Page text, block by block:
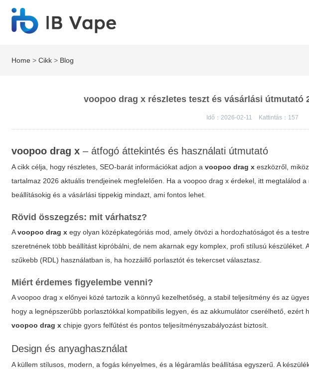
Home >Cikk > Blog
voopoo drag x részletes teszt és vásárlási útmutató
Idő：2026-02-11 Kattintás： 157
voopoo drag x – átfogó áttekintés és használati útmutató
A cikk célja, hogy részletes, SEO-barát információkat adjon avoopoo drag x eszközről,
tartalmaz 2026 aktuális trendjeinek megfelelően. Ha avoopoo drag x érdekel, itt megtalálod
beállításokig és a vásárlási tippekig mindazt, ami fontos lehet.
Rövid összegzés: mit várhatsz?
Avoopoo drag x egy olyan középkategóriás mod, amely ötvözi a hordozhatóságot és a
szeretnének több beállítást kipróbálni, de nem akarnak egy komplex, profi stílusú készüléket.
szűkebb (RDL) használatban is, ha hozzáillő porlasztót és tekercset választasz.
Miért érdemes figyelembe venni?
Avoopoo drag x előnyei közé tartozik a könnyű kezelhetőség, a stabil teljesítmény és az
hogy a legnépszerűbb porlasztókkal kompatibilis legyen, és az akkumulátor cserélhető, ezért
voopoo drag x chipje gyors felfűtést és pontos teljesítményszabályozást biztosít.
Design és anyaghasználat
A küllem stílusos, modern, a fogás kényelmes, és a légáramlás beállítása egyszerű. A